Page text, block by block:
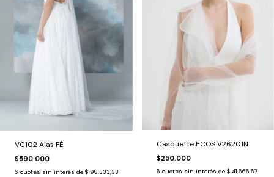
VC102 Alas FÉ
$590.000
6 cuotas sin interés de $ 98.333,33
Casquette ECOS V26201N
$250.000
6 cuotas sin interés de $ 41.666,67